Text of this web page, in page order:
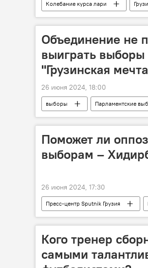
Колебание курса лари
Объединение не
выиграть
"Грузинская
26 июня 2024, 18:00
выборы Парламентские
Мамука Мдинарадзе
Поможет ли
выборам –
26 июня 2024, 17:30
Пресс-центр Sputnik Грузия
Видео-новости из Грузии
Кого тренер
самыми